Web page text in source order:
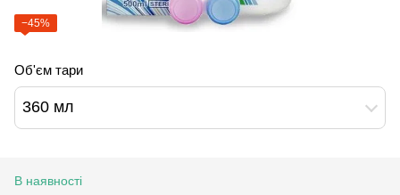
−45%
Об'єм тари
360 мл
В наявності